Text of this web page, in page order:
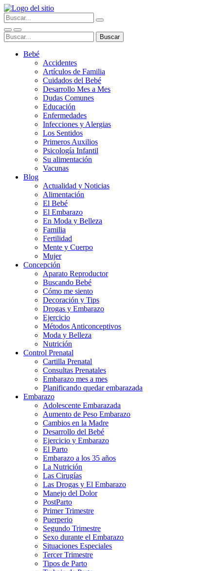
Bebé
Accidentes
Artículos de Familia
Cuidados del Bebé
Desarrollo Mes a Mes
Dudas Comunes
Educación
Enfermedades
Infecciones y Alergias
Los Sentidos
Primeros Auxilios
Psicología Infantil
Su alimentación
Vacunas
Blog
Actualidad y Noticias
Alimentación
El Bebé
El Embarazo
En Moda y Belleza
Familia
Fertilidad
Mente y Cuerpo
Mujer
Concepción
Aparato Reproductor
Buscando Bebé
Cómo me siento
Decoración y Tips
Drogas y Embarazo
Ejercicio
Métodos Anticonceptivos
Moda y Belleza
Nutrición
Control Prenatal
Cartilla Prenatal
Consultas Prenatales
Embarazo mes a mes
Planificando quedar embarazada
Embarazo
Adolescente Embarazada
Aumento de Peso Embarazo
Cambios en la Madre
Desarrollo del Bebé
Ejercicio y Embarazo
El Parto
Embarazo a los 35 años
La Nutrición
Las Cirugías
Las Drogas y El Embarazo
Manejo del Dolor
PostParto
Primer Trimestre
Puerperio
Segundo Trimestre
Sexo durante el Embarazo
Situaciones Especiales
Tercer Trimestre
Tipos de Parto